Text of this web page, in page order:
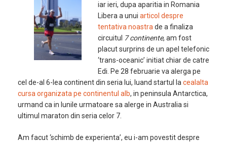
iar ieri, dupa aparitia in Romania
Libera a unui articol despre
tentativa noastra de a finaliza
circuitul 7 continente, am fost
placut surprins de un apel telefonic
‘trans-oceanic’ initiat chiar de catre
Edi. Pe 28 februarie va alerga pe
cel de-al 6-lea continent din seria lui, luand startul la cealalta
cursa organizata pe continentul alb, in peninsula Antarctica,
urmand ca in lunile urmatoare sa alerge in Australia si
ultimul maraton din seria celor 7.
Am facut ‘schimb de experienta’, eu i-am povestit despre